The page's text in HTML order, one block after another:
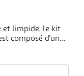
et limpide, le kit
composé d'un